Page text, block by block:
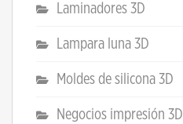
Laminadores 3D
Lampara luna 3D
Moldes de silicona 3D
Negocios impresión 3D